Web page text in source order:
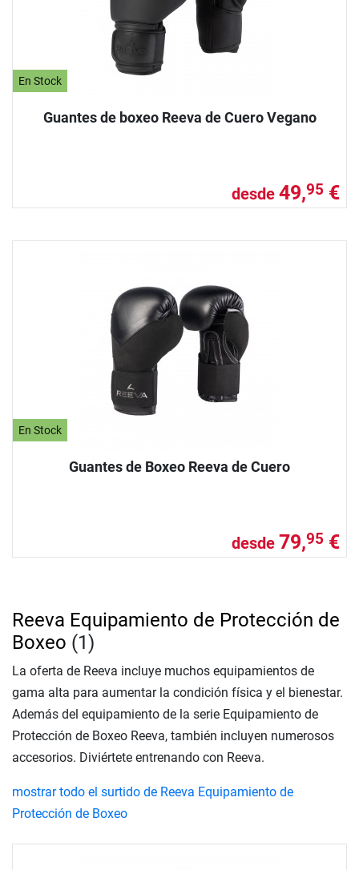
En Stock
Guantes de boxeo Reeva de Cuero Vegano
desde 49,95 €
En Stock
Guantes de Boxeo Reeva de Cuero
desde 79,95 €
Reeva Equipamiento de Protección de
Boxeo (1)
La oferta de Reeva incluye muchos equipamientos de
gama alta para aumentar la condición física y el bienestar.
Además del equipamiento de la serie Equipamiento de
Protección de Boxeo Reeva, también incluyen numerosos
accesorios. Diviértete entrenando con Reeva.
mostrar todo el surtido de Reeva Equipamiento de
Protección de Boxeo